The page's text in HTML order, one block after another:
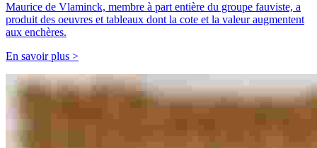
Maurice de Vlaminck, membre à part entière du groupe fauviste, a
produit des oeuvres et tableaux dont la cote et la valeur augmentent
aux enchères.
En savoir plus >